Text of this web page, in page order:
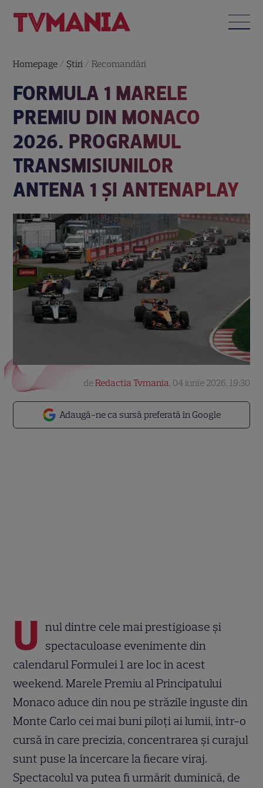
Homepage / Știri /Recomandări
FORMULA 1 MARELE
PREMIU DIN MONACO
2026. PROGRAMUL
TRANSMISIUNILOR
ANTENA 1 ȘI ANTENAPLAY
Adaugă-ne ca sursă preferată în Google
deRedactia Tvmania, 04 iunie 2026, 19:30
U nul dintre cele mai prestigioase și
spectaculoase evenimente din
calendarul Formulei 1 are loc în acest
weekend. Marele Premiu al Principatului
Monaco aduce din nou pe străzile înguste din
Monte Carlo cei mai buni piloți ai lumii, într-o
cursă în care precizia, concentrarea și curajul
sunt puse la încercare la fiecare viraj.
Spectacolul va putea fi urmărit duminică, de